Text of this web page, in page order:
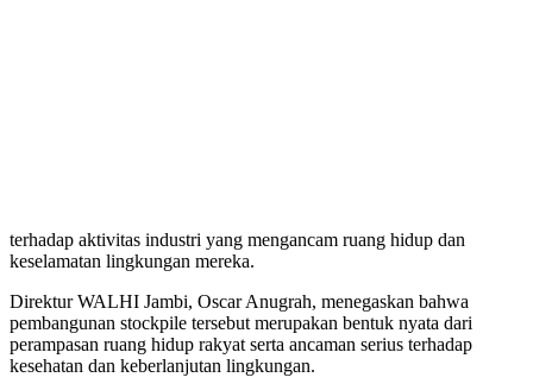
terhadap aktivitas industri yang mengancam ruang hidup dan
keselamatan lingkungan mereka.
Direktur WALHI Jambi, Oscar Anugrah, menegaskan bahwa
pembangunan stockpile tersebut merupakan bentuk nyata dari
perampasan ruang hidup rakyat serta ancaman serius terhadap
kesehatan dan keberlanjutan lingkungan.